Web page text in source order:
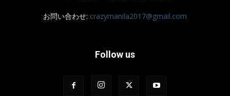
お問い合わせ: crazymanila2017@gmail.com
Follow us